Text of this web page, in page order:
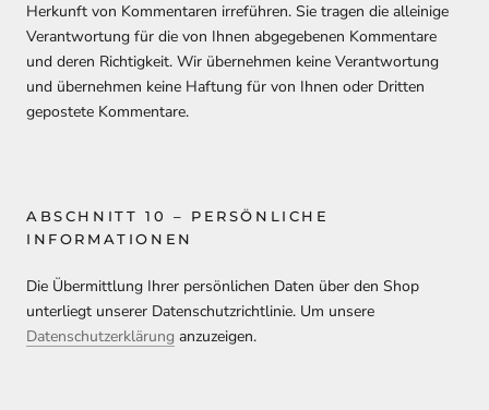
Herkunft von Kommentaren irreführen. Sie tragen die alleinige
Verantwortung für die von Ihnen abgegebenen Kommentare
und deren Richtigkeit. Wir übernehmen keine Verantwortung
und übernehmen keine Haftung für von Ihnen oder Dritten
gepostete Kommentare.
ABSCHNITT 10 – PERSÖNLICHE
INFORMATIONEN
Die Übermittlung Ihrer persönlichen Daten über den Shop
unterliegt unserer Datenschutzrichtlinie. Um unsere
Datenschutzerklärung anzuzeigen.